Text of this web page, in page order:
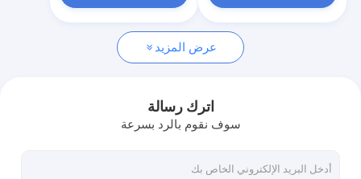
عرض المزيد
اترك رسالة
سوف نقوم بالرد بسرعة